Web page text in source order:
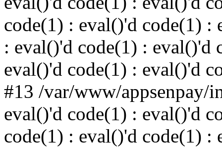
code(1) : eval()'d code(1) :
: eval()'d code(1) : eval()'d
eval()'d code(1) : eval()'d
#13 /var/www/appsenpay/
eval()'d code(1) : eval()'d
code(1) : eval()'d code(1) :